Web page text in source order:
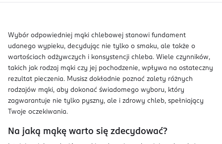
Wybór odpowiedniej mąki chlebowej stanowi fundament
udanego wypieku, decydując nie tylko o smaku, ale także o
wartościach odżywczych i konsystencji chleba. Wiele czynników,
takich jak rodzaj mąki czy jej pochodzenie, wpływa na ostateczny
rezultat pieczenia. Musisz dokładnie poznać zalety różnych
rodzajów mąki, aby dokonać świadomego wyboru, który
zagwarantuje nie tylko pyszny, ale i zdrowy chleb, spełniający
Twoje oczekiwania.
Na jaką mąkę warto się zdecydować?